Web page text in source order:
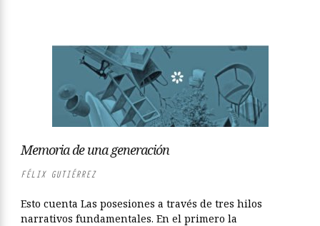
Memoria de una generación
FÉLIX GUTIÉRREZ
Esto cuenta Las posesiones a través de tres hilos
narrativos fundamentales. En el primero la